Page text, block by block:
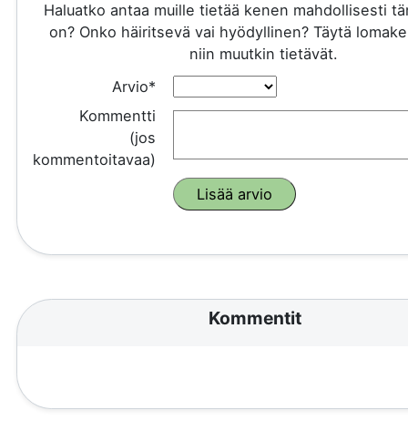
Haluatko antaa muille tietää kenen mahdollisesti
on? Onko häiritsevä vai hyödyllinen? Täytä
niin muutkin tietävät.
Arvio*
Kommentti
(jos
kommentoitavaa)
Kommentit